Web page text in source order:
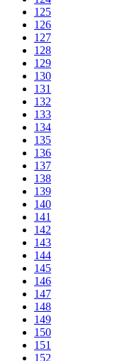
125
126
127
128
129
130
131
132
133
134
135
136
137
138
139
140
141
142
143
144
145
146
147
148
149
150
151
152